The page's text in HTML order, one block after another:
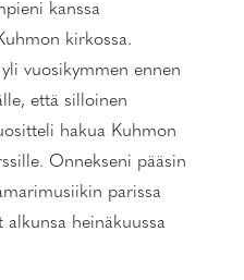
kanssa
kirkossa.
vuosikymmen ennen
että silloinen
hakua Kuhmon
Onnekseni pääsin
parissa
alkunsa heinäkuussa